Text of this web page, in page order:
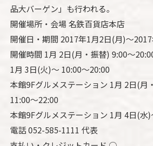
品大バーゲン」も行われる。
開催場所・会場 名鉄百貨店本店
開催日・期間 2017年1月2日(月)～
開催時間 1月 2日(月・振替) 9:00～
1月 3日(火)～ 10:00～20:00
本館9Fグルメステーション 1月 2日(月
11:00～22:00
本館9Fグルメステーション 1月 4日(水
電話 052-585-1111 代表